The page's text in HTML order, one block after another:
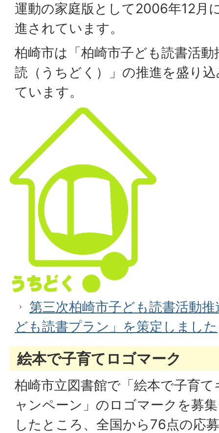
運動の家庭版として2006年12月
進されています。
柏崎市は「柏崎市子ども読書活
読（うちどく）」の推進を盛り
ています。
第三次柏崎市子ども読書活動
ども読書プラン」を策定しました
絵本で子育てロゴマーク
柏崎市立図書館で「絵本で子育て
ャンペーン」のロゴマークを募集
したところ、全国から76点の応募